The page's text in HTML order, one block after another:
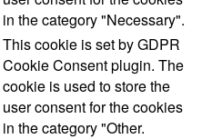
in the category "Necessary".
This cookie is set by GDPR
Cookie Consent plugin. The
cookie is used to store the
user consent for the cookies
in the category "Other.